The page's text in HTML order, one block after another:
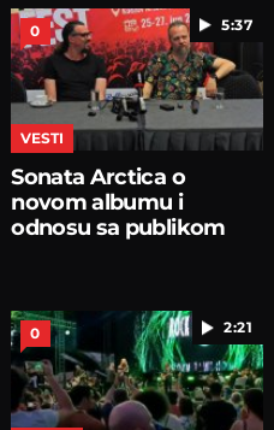
5:37
0
VESTI
Sonata Arctica o
novom albumu i
odnosu sa publikom
2:21
0